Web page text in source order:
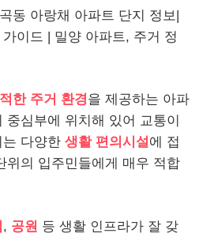
동 아랑채 아파트 단지 정보|
이드 | 밀양 아파트, 주거 정
한 주거 환경을 제공하는 아파
중심부에 위치해 있어 교통이
다양한 생활 편의시설에 접
위의 입주민들에게 매우 적합
, 공원 등 생활 인프라가 잘 갖